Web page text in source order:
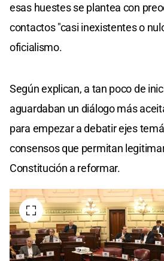
esas huestes se plantea con
contactos "casi inexistentes o
oficialismo.
Según explican, a tan poco de
aguardaban un diálogo más
para empezar a debatir ejes
consensos que permitan
Constitución a reformar.